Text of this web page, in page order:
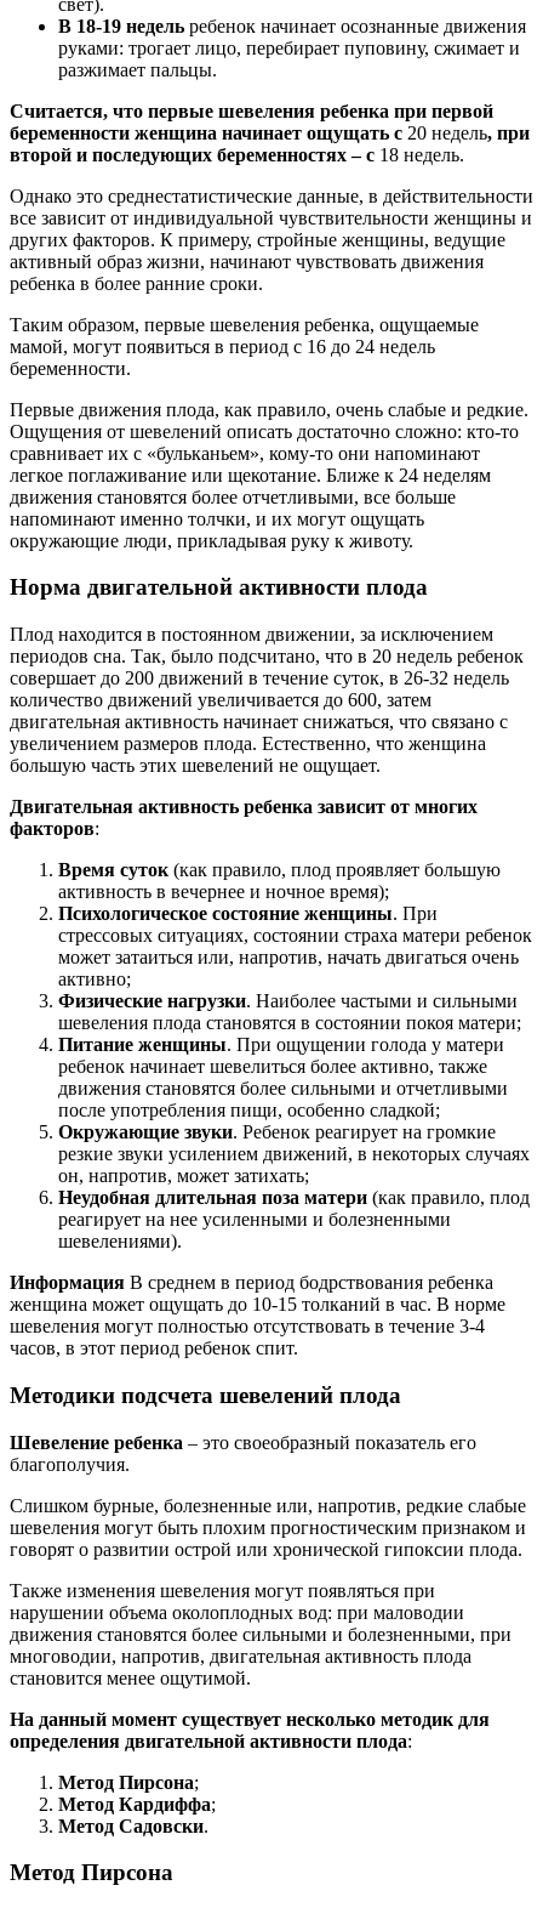
В 18-19 недель ребенок начинает осознанные движения
руками: трогает лицо, перебирает пуповину, сжимает и
разжимает пальцы.
Считается, что первые шевеления ребенка при первой
беременности женщина начинает ощущать с 20 недель, при
второй и последующих беременностях – с 18 недель.
Однако это среднестатистические данные, в действительности
все зависит от индивидуальной чувствительности женщины и
других факторов. К примеру, стройные женщины, ведущие
активный образ жизни, начинают чувствовать движения
ребенка в более ранние сроки.
Таким образом, первые шевеления ребенка, ощущаемые
мамой, могут появиться в период с 16 до 24 недель
беременности.
Первые движения плода, как правило, очень слабые и редкие.
Ощущения от шевелений описать достаточно сложно: кто-то
сравнивает их с «бульканьем», кому-то они напоминают
легкое поглаживание или щекотание. Ближе к 24 неделям
движения становятся более отчетливыми, все больше
напоминают именно толчки, и их могут ощущать
окружающие люди, прикладывая руку к животу.
Норма двигательной активности плода
Плод находится в постоянном движении, за исключением
периодов сна. Так, было подсчитано, что в 20 недель ребенок
совершает до 200 движений в течение суток, в 26-32 недель
количество движений увеличивается до 600, затем
двигательная активность начинает снижаться, что связано с
увеличением размеров плода. Естественно, что женщина
большую часть этих шевелений не ощущает.
Двигательная активность ребенка зависит от многих
факторов:
Время суток (как правило, плод проявляет большую
активность в вечернее и ночное время);
Психологическое состояние женщины. При
стрессовых ситуациях, состоянии страха матери ребенок
может затаиться или, напротив, начать двигаться очень
активно;
Физические нагрузки. Наиболее частыми и сильными
шевеления плода становятся в состоянии покоя матери;
Питание женщины. При ощущении голода у матери
ребенок начинает шевелиться более активно, также
движения становятся более сильными и отчетливыми
после употребления пищи, особенно сладкой;
Окружающие звуки. Ребенок реагирует на громкие
резкие звуки усилением движений, в некоторых случаях
он, напротив, может затихать;
Неудобная длительная поза матери (как правило, плод
реагирует на нее усиленными и болезненными
шевелениями).
Информация В среднем в период бодрствования ребенка
женщина может ощущать до 10-15 толканий в час. В норме
шевеления могут полностью отсутствовать в течение 3-4
часов, в этот период ребенок спит.
Методики подсчета шевелений плода
Шевеление ребенка – это своеобразный показатель его
благополучия.
Слишком бурные, болезненные или, напротив, редкие слабые
шевеления могут быть плохим прогностическим признаком и
говорят о развитии острой или хронической гипоксии плода.
Также изменения шевеления могут появляться при
нарушении объема околоплодных вод: при маловодии
движения становятся более сильными и болезненными, при
многоводии, напротив, двигательная активность плода
становится менее ощутимой.
На данный момент существует несколько методик для
определения двигательной активности плода:
Метод Пирсона;
Метод Кардиффа;
Метод Садовски.
Метод Пирсона